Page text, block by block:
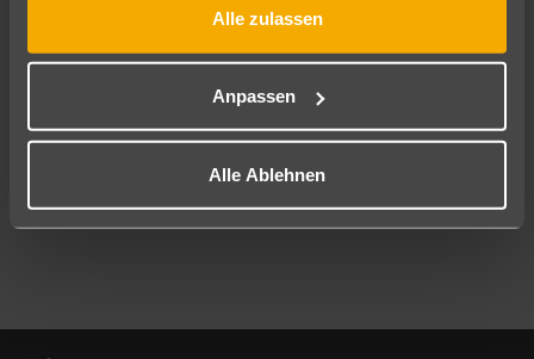
Alle zulassen
Anpassen
Alle Ablehnen
Mehr Filter anzeigen